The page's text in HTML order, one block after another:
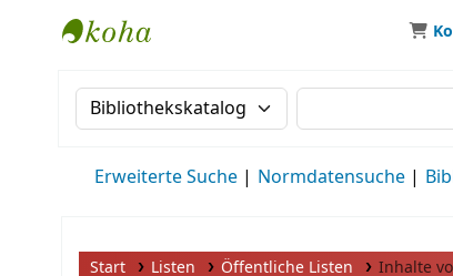
Suche im Katalog nach:Suche im Katalog
Erweiterte Suche Normdatensuche
Start Listen Öffentliche Listen Inhalte